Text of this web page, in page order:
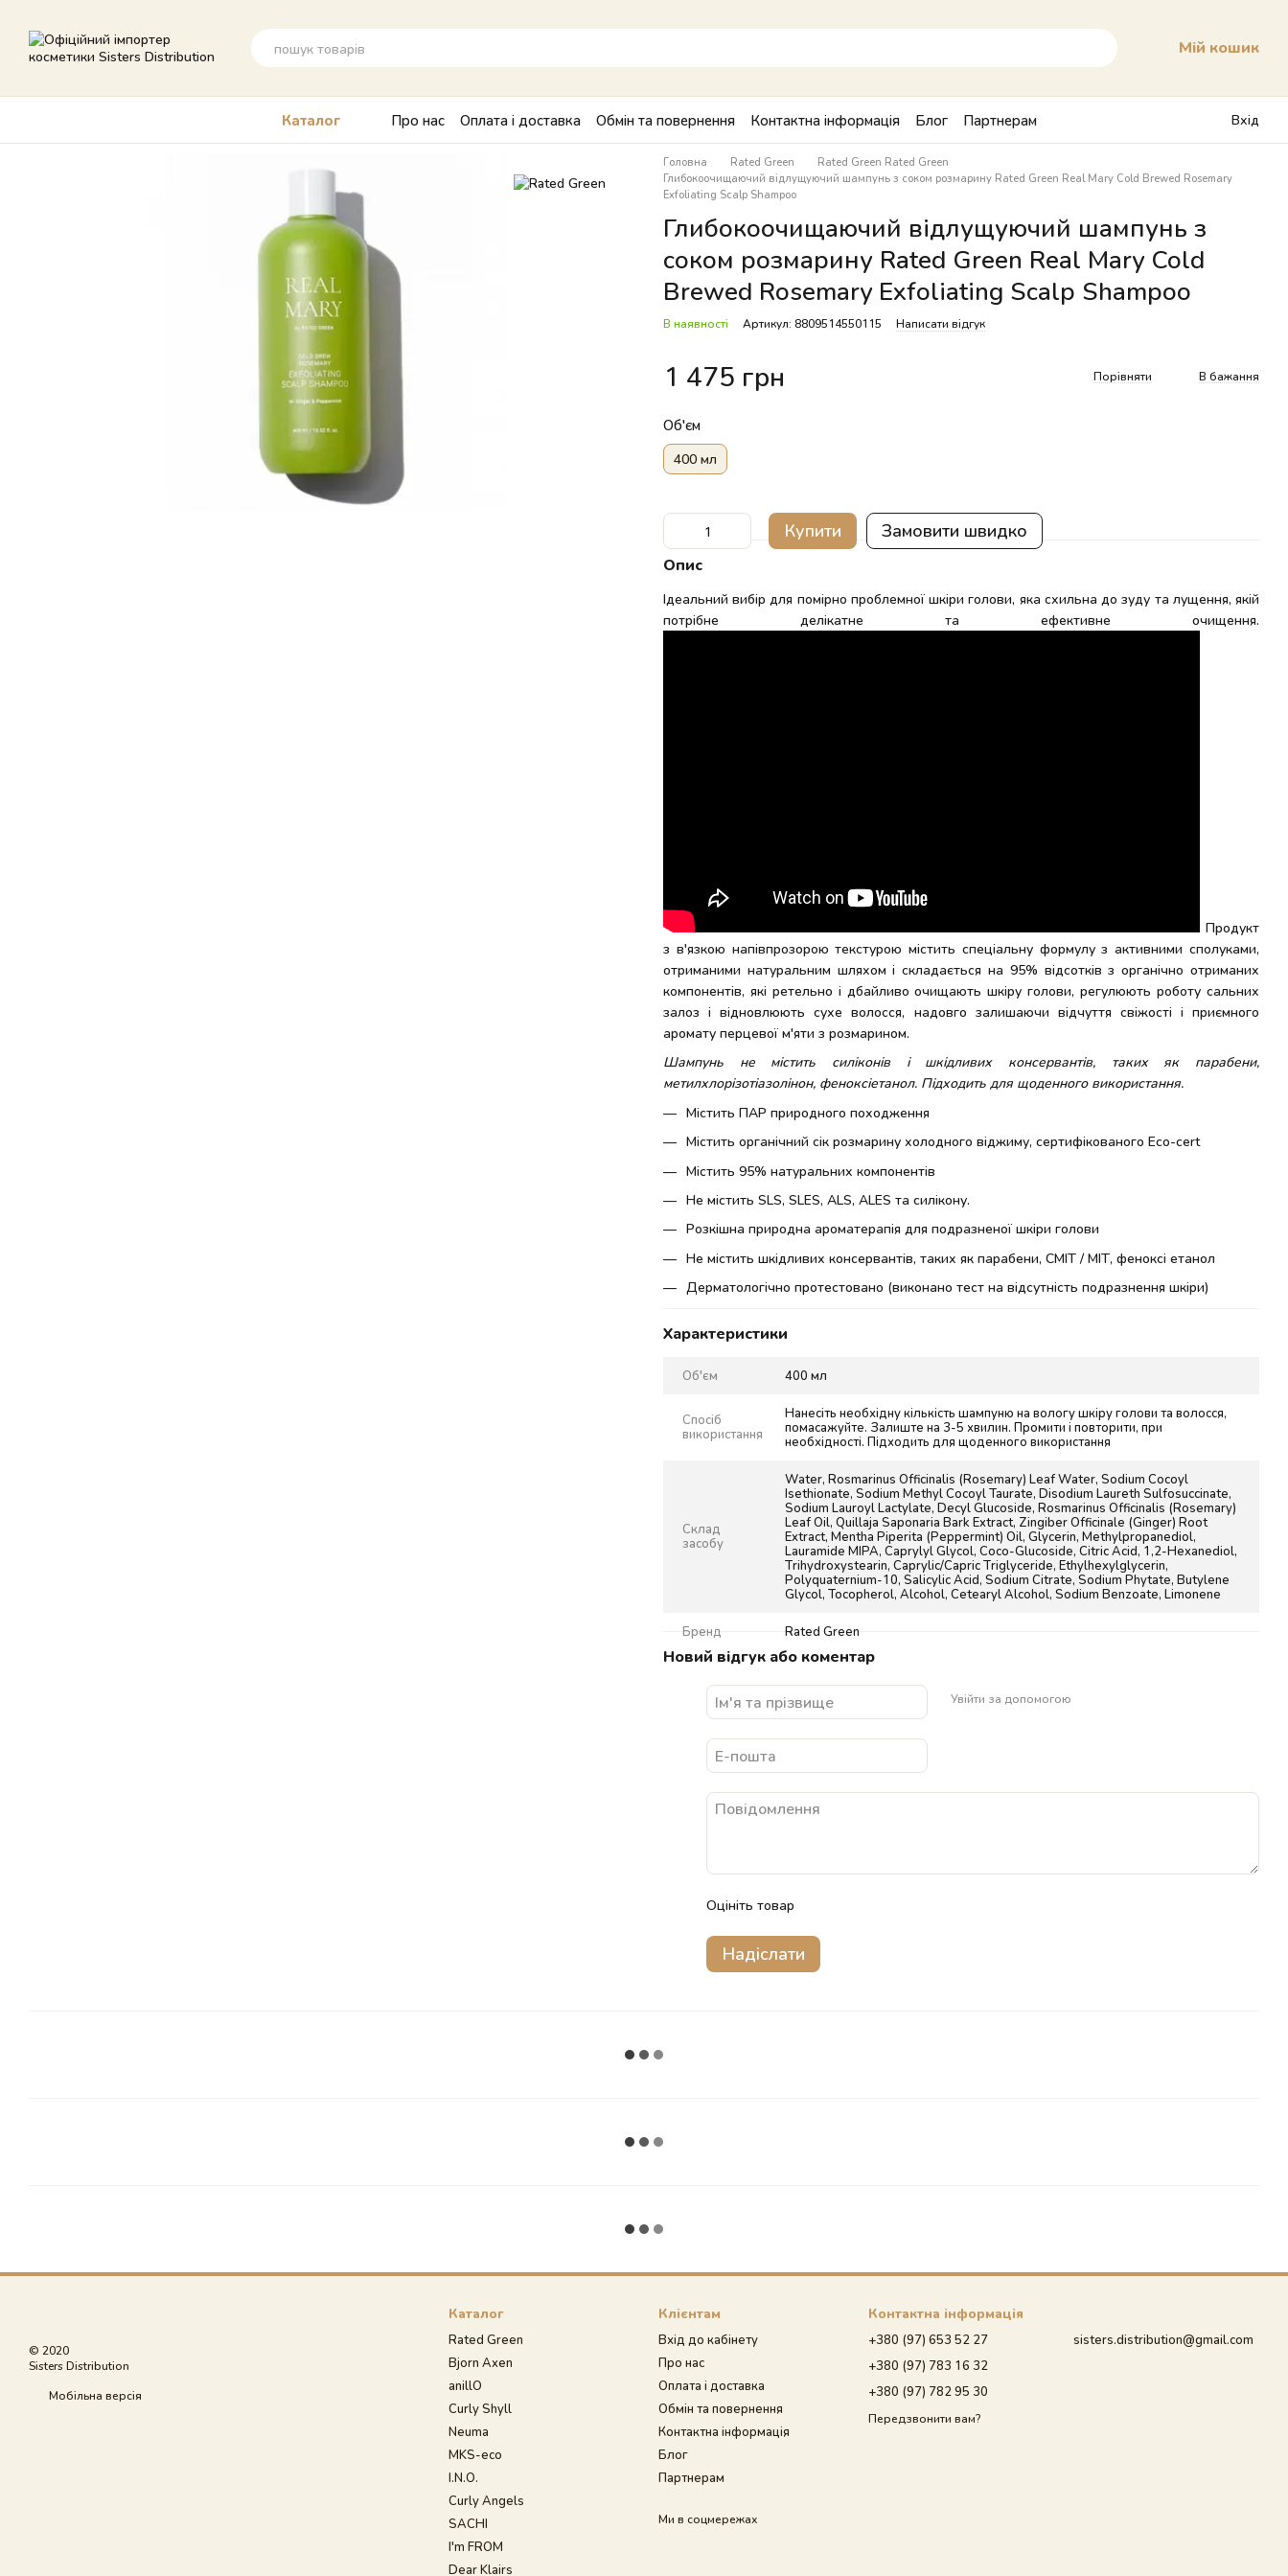
Мій кошик
Каталог Про нас Оплата і доставка Обмін та повернення Контактна інформація Блог Партнерам Вхід
Головна Rated Green
Rated Green Rated Green
Глибокоочищаючий відлущуючий шампунь з соком розмарину Rated Green Real Mary Cold Brewed Rosemary
Exfoliating Scalp Shampoo
Глибокоочищаючий відлущуючий шампунь з
соком розмарину Rated Green Real Mary Cold
Brewed Rosemary Exfoliating Scalp Shampoo
В наявності Артикул: 8809514550115 Написати відгук
1 475 грн Порівняти В бажання
Об'єм
400 мл
Купити Замовити швидко
Опис
Ідеальний вибір для помірно проблемної шкіри голови, яка схильна до зуду та лущення, якій
потрібне делікатне та ефективне очищення.
Продукт
з в'язкою напівпрозорою текстурою містить спеціальну формулу з активними сполуками,
отриманими натуральним шляхом і складається на 95% відсотків з органічно отриманих
компонентів, які ретельно і дбайливо очищають шкіру голови, регулюють роботу сальних
залоз і відновлюють сухе волосся, надовго залишаючи відчуття свіжості і приємного
аромату перцевої м'яти з розмарином.
Шампунь не містить силіконів і шкідливих консервантів, таких як парабени,
метилхлорізотіазолінон, феноксіетанол. Підходить для щоденного використання.
Містить ПАР природного походження
Містить органічний сік розмарину холодного віджиму, сертифікованого Eco-cert
Містить 95% натуральних компонентів
Не містить SLS, SLES, ALS, ALES та силікону.
Розкішна природна ароматерапія для подразненої шкіри голови
Не містить шкідливих консервантів, таких як парабени, CMIT / MIT, феноксі етанол
Дерматологічно протестовано (виконано тест на відсутність подразнення шкіри)
Характеристики
Об'єм 400 мл
Спосіб
використання
Нанесіть необхідну кількість шампуню на вологу шкіру голови та волосся,
помасажуйте. Залиште на 3-5 хвилин. Промити і повторити, при
необхідності. Підходить для щоденного використання
Склад
засобу
Water, Rosmarinus Officinalis (Rosemary) Leaf Water, Sodium Cocoyl
Isethionate, Sodium Methyl Cocoyl Taurate, Disodium Laureth Sulfosuccinate,
Sodium Lauroyl Lactylate, Decyl Glucoside, Rosmarinus Officinalis (Rosemary)
Leaf Oil, Quillaja Saponaria Bark Extract, Zingiber Officinale (Ginger) Root
Extract, Mentha Piperita (Peppermint) Oil, Glycerin, Methylpropanediol,
Lauramide MIPA, Caprylyl Glycol, Coco-Glucoside, Citric Acid, 1,2-Hexanediol,
Trihydroxystearin, Caprylic/Capric Triglyceride, Ethylhexylglycerin,
Polyquaternium-10, Salicylic Acid, Sodium Citrate, Sodium Phytate, Butylene
Glycol, Tocopherol, Alcohol, Cetearyl Alcohol, Sodium Benzoate, Limonene
Бренд Rated Green
Новий відгук або коментар
Увійти за допомогою
Оцініть товар
Надіслати
© 2020
Sisters Distribution
Мобільна версія
Каталог
Rated Green
Bjorn Axen
anillO
Curly Shyll
Neuma
MKS-eco
I.N.O.
Curly Angels
SACHI
I'm FROM
Dear Klairs
Клієнтам
Вхід до кабінету
Про нас
Оплата і доставка
Обмін та повернення
Контактна інформація
Блог
Партнерам
Ми в соцмережах
Контактна інформація
+380 (97) 653 52 27
+380 (97) 783 16 32
+380 (97) 782 95 30
Передзвонити вам?
sisters.distribution@gmail.com